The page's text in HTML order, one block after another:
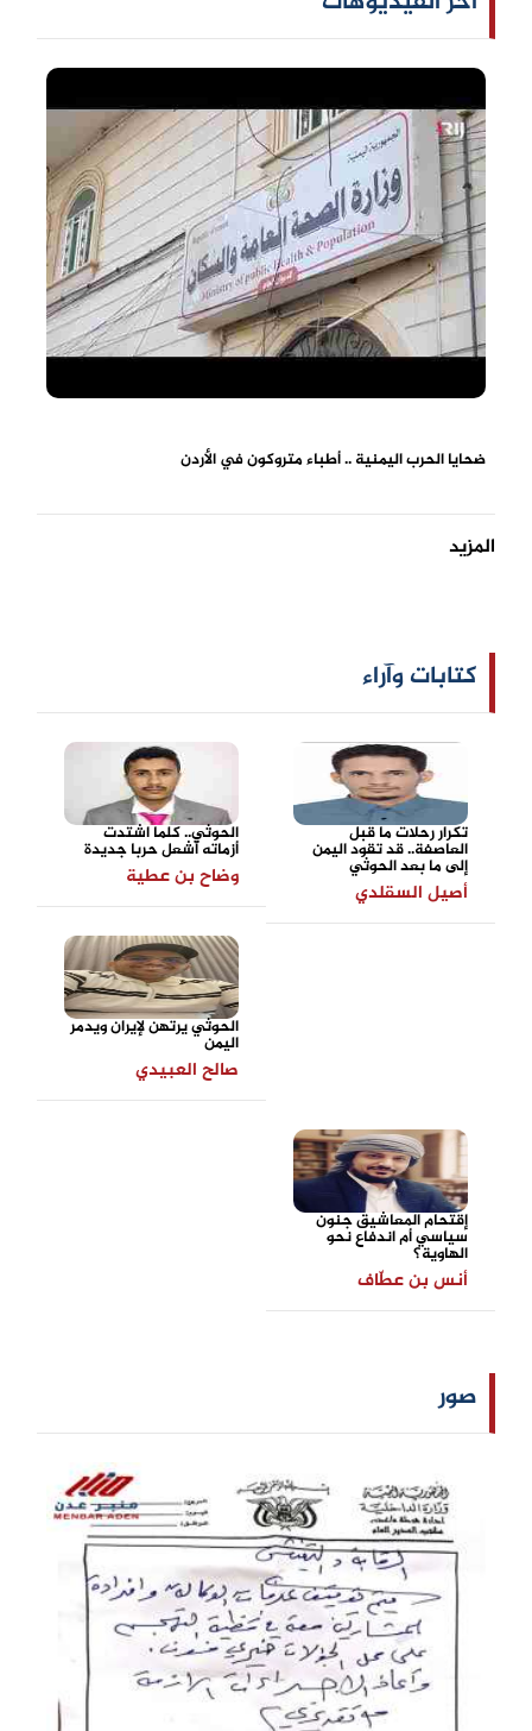
ضحايا الحرب اليمنية .. أطباء متروكون في الأردن
المزيد
كتابات وآراء
تكرار رحلات ما قبل
العاصفة.. قد تقود اليمن
إلى ما بعد الحوثي
أصيل السقلدي
الحوثي.. كلما اشتدت
أزماته أشعل حربا جديدة
وضاح بن عطية
الحوثي يرتهن لإيران ويدمر
اليمن
صالح العبيدي
إقتحام المعاشيق جنون
سياسي أم اندفاع نحو
الهاوية؟
أنس بن عطّاف
صور